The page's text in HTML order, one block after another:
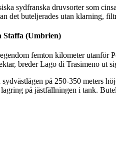
sydfranska druvsorter som
det buteljerades utan klarning,
Staffa (Umbrien)
femton kilometer
breder Lago di Trasimeno ut
på 250-350 meters
på jästfällningen i tank.